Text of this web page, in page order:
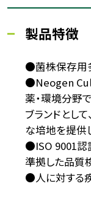
製品特徴
●菌株保存用
●Neogen
薬・環境分野
ブランドとし
な培地を提供
●ISO 9001認
準拠した品質
●人に対する